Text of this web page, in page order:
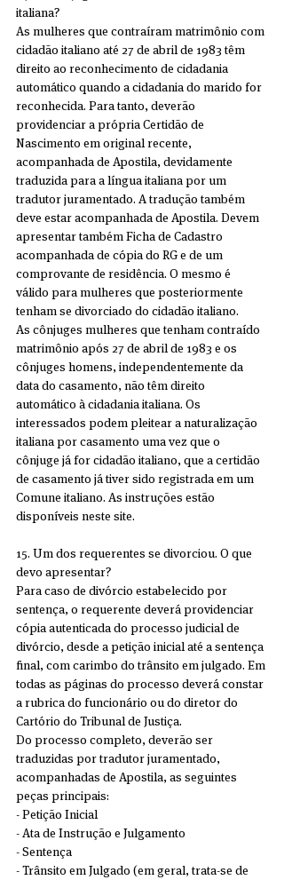
italiana?
As mulheres que contraíram matrimônio com
cidadão italiano até 27 de abril de 1983 têm
direito ao reconhecimento de cidadania
automático quando a cidadania do marido for
reconhecida. Para tanto, deverão
providenciar a própria Certidão de
Nascimento em original recente,
acompanhada de Apostila, devidamente
traduzida para a língua italiana por um
tradutor juramentado. A tradução também
deve estar acompanhada de Apostila. Devem
apresentar também Ficha de Cadastro
acompanhada de cópia do RG e de um
comprovante de residência. O mesmo é
válido para mulheres que posteriormente
tenham se divorciado do cidadão italiano.
As cônjuges mulheres que tenham contraído
matrimônio após 27 de abril de 1983 e os
cônjuges homens, independentemente da
data do casamento, não têm direito
automático à cidadania italiana. Os
interessados podem pleitear a naturalização
italiana por casamento uma vez que o
cônjuge já for cidadão italiano, que a certidão
de casamento já tiver sido registrada em um
Comune italiano. As instruções estão
disponíveis neste site.
15. Um dos requerentes se divorciou. O que
devo apresentar?
Para caso de divórcio estabelecido por
sentença, o requerente deverá providenciar
cópia autenticada do processo judicial de
divórcio, desde a petição inicial até a sentença
final, com carimbo do trânsito em julgado. Em
todas as páginas do processo deverá constar
a rubrica do funcionário ou do diretor do
Cartório do Tribunal de Justiça.
Do processo completo, deverão ser
traduzidas por tradutor juramentado,
acompanhadas de Apostila, as seguintes
peças principais:
- Petição Inicial
- Ata de Instrução e Julgamento
- Sentença
- Trânsito em Julgado (em geral, trata-se de